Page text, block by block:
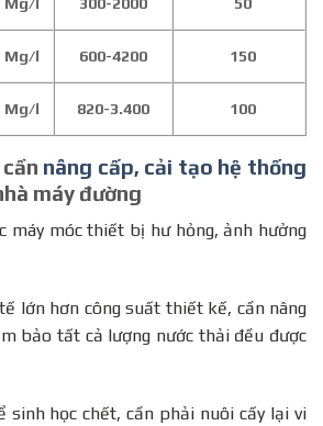
Mg/l 600-4200 150
Mg/l 820-3.400 100
nâng cấp, cải tạo hệ thống
máy đường
móc thiết bị hư hỏng, ảnh hưởng
lớn hơn công suất thiết kế, cần nâng
bảo tất cả lượng nước thải đều được
học chết, cần phải nuôi cấy lại vi